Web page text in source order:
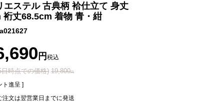
エステル 古典柄 袷仕立て 身丈
裄丈68.5cm 着物 青・紺
時点での価格) 19,800
税込
ト進呈 ]
注文は翌営業日までに発送